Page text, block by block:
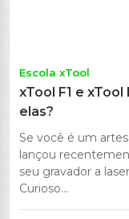
Escola xTool
xTool F1 e
elas?
Se você é um
lançou
seu gravador a
Curioso...